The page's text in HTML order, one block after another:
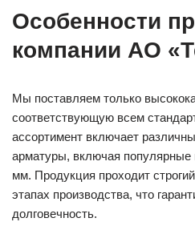
Особенности
компании АО
Мы поставляем только
соответствующую всем
ассортимент включает
арматуры, включая популярные
мм. Продукция проходит
этапах производства, что
долговечность.